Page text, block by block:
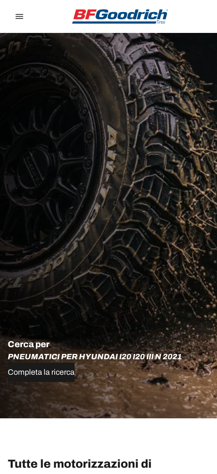
Cerca per
PNEUMATICI PER HYUNDAI I20 I20 III N 2021
Completa la ricerca
Tutte le motorizzazioni di